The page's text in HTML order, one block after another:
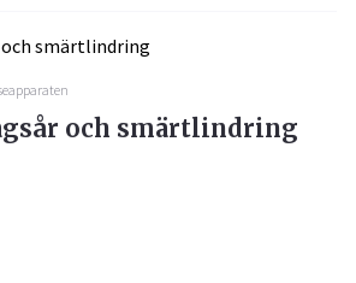
och smärtlindring